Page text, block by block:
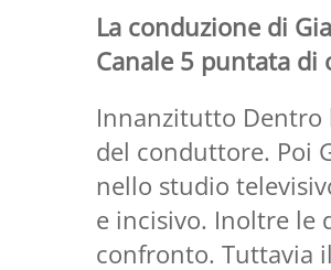
La conduzione di
Canale 5 puntata di
Innanzitutto Dentro
del conduttore. Poi
nello studio
e incisivo. Inoltre le
confronto. Tuttavia